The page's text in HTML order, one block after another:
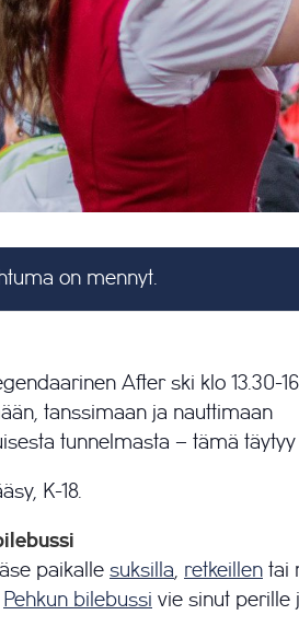
on mennyt.
After ski klo 13.30-
tanssimaan ja nauttimaan
tunnelmasta – tämä täytyy
K-18.
paikalle suksilla retkeillen tai
Pehkun bilebussi vie sinut perille